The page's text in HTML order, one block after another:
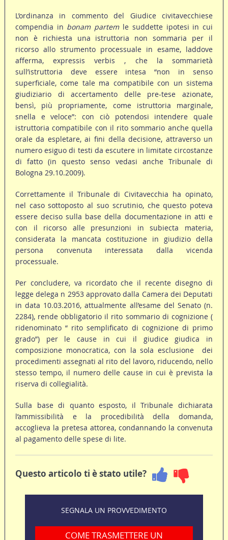
L’ordinanza in commento del Giudice civitavecchiese
compendia in bonam partemle suddette ipotesi in cui
non è richiesta una istruttoria non sommaria per il
ricorso allo strumento processuale in esame, laddove
afferma, expressis verbis , che la sommarietà
sull’istruttoria deve essere intesa “non in senso
superficiale, come tale ma compatibile con un sistema
giudiziario di accertamento delle pre-tese azionate,
bensì, più propriamente, come istruttoria marginale,
snella e veloce”: con ciò potendosi intendere quale
istruttoria compatibile con il rito sommario anche quella
orale da espletare, ai fini della decisione, attraverso un
numero esiguo di testi da escutere in limitate circostanze
di fatto (in questo senso vedasi anche Tribunale di
Bologna 29.10.2009).
Correttamente il Tribunale di Civitavecchia ha opinato,
nel caso sottoposto al suo scrutinio, che questo poteva
essere deciso sulla base della documentazione in atti e
con il ricorso alle presunzioni in subiecta materia,
considerata la mancata costituzione in giudizio della
persona convenuta interessata dalla vicenda
processuale.
Per concludere, va ricordato che il recente disegno di
legge delega n 2953 approvato dalla Camera dei Deputati
in data 10.03.2016, attualmente all’esame del Senato (n.
2284), rende obbligatorio il rito sommario di cognizione (
ridenominato “ rito semplificato di cognizione di primo
grado”) per le cause in cui il giudice giudica in
composizione monocratica, con la sola esclusione dei
procedimenti assegnati al rito del lavoro, riducendo, nello
stesso tempo, il numero delle cause in cui è prevista la
riserva di collegialità.
Sulla base di quanto esposto, il Tribunale dichiarata
l’ammissibilità e la procedibilità della domanda,
accoglieva la pretesa attorea, condannando la convenuta
al pagamento delle spese di lite.
Questo articolo ti è stato utile?
SEGNALA UN PROVVEDIMENTO
COME TRASMETTERE UN